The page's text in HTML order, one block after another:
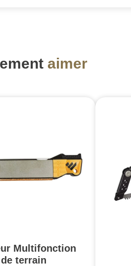
aimer
Multifonction
de terrain